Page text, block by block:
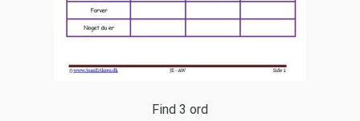
Find 3 ord